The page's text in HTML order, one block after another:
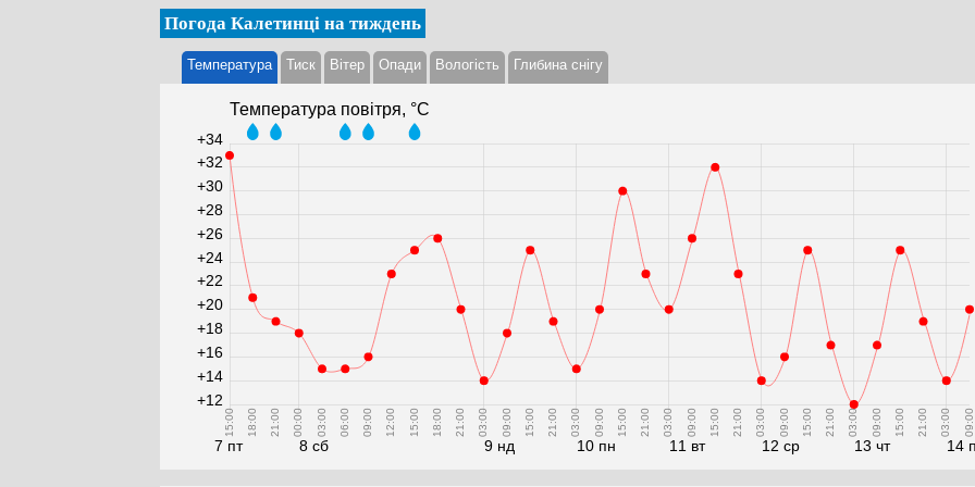
Погода Калетинці на тиждень
Температура Тиск Вітер Опади Вологість Глибина снігу
Температура повітря, °С
7 пт
15:00 18:00 21:00
8 сб
00:00 03:00 06:00 09:00 12:00 15:00 18:00 21:00
9 нд
03:00 09:00 15:00 21:00
10 пн
03:00 09:00 15:00 21:00
11 вт
03:00 09:00 15:00 21:00
12 ср
03:00 09:00 15:00 21:00
13 чт
03:00 09:00 15:00 21:00
14
03:00 09:00
+12
+14
+16
+18
+20
+22
+24
+26
+28
+30
+32
+34